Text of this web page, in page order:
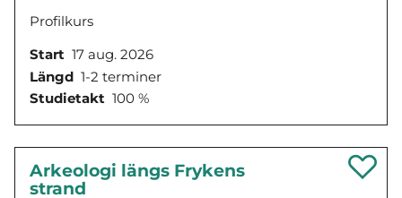
Profilkurs
Start 17 aug. 2026
Längd 1-2 terminer
Studietakt 100 %
Arkeologi längs Frykens
strand